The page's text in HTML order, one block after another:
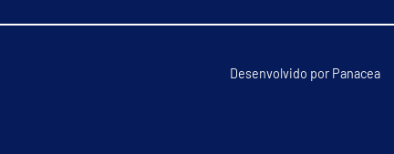
Desenvolvido por Panacea